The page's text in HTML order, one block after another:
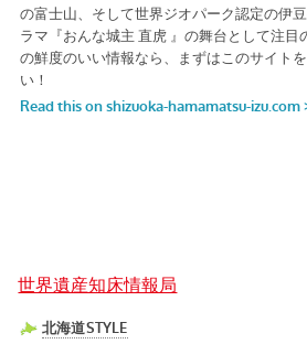
世界遺産知床情報局